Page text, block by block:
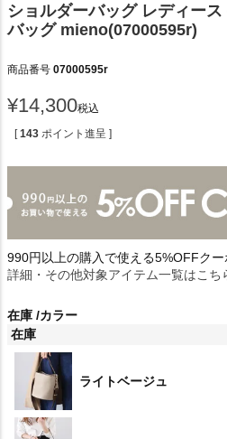
ショルダーバッグ レディー
バッグ mieno(07000595r)
商品番号 07000595r
¥14,300税込
[ 143 ポイント進呈 ]
990円以上の購入で使える5%OFFクー
詳細・その他対象アイテム一覧はこち
在庫 カラー
在庫
ライトベージュ